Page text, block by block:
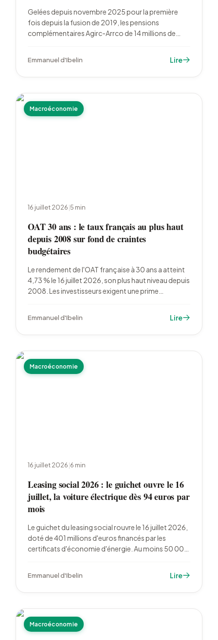
Gelées depuis novembre 2025 pour la première
fois depuis la fusion de 2019, les pensions
complémentaires Agirc-Arrco de 14 millions de
d'environ 1,6 %, sans garantie d'accord entre
partenaires sociaux.
Emmanuel d'Ibelin Lire
Macroéconomie
16 juillet 2026|5 min
OAT 30 ans : le taux français au plus haut
depuis 2008 sur fond de craintes
budgétaires
Le rendement de l'OAT française à 30 ans a atteint
4,73 % le 16 juillet 2026, son plus haut niveau depuis
2008. Les investisseurs exigent une prime
Emmanuel d'Ibelin Lire
Macroéconomie
16 juillet 2026|6 min
Leasing social 2026 : le guichet ouvre le 16
juillet, la voiture électrique dès 94 euros par
mois
Le guichet du leasing social rouvre le 16 juillet 2026,
doté de 401 millions d'euros financés par les
certificats d'économie d'énergie. Au moins 50 000
portée jusqu'à 9 500 euros.
Emmanuel d'Ibelin Lire
Macroéconomie